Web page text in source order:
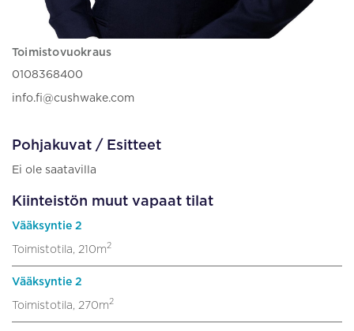
Toimistovuokraus
0108368400
info.fi@cushwake.com
Pohjakuvat / Esitteet
Ei ole saatavilla
Kiinteistön muut vapaat tilat
Vääksyntie 2
Toimistotila, 210m2
Vääksyntie 2
Toimistotila, 270m2